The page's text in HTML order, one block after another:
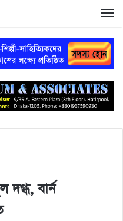
বার্ন